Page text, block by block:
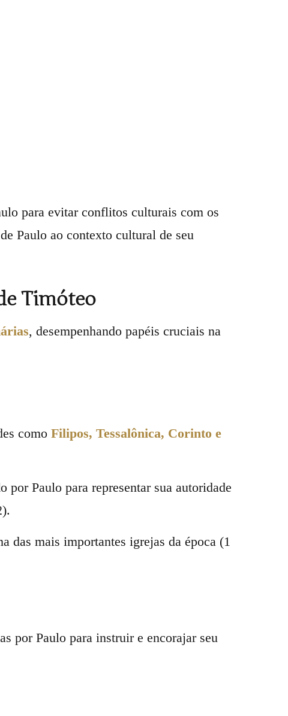
para evitar conflitos culturais com os
Paulo ao contexto cultural de seu
Timóteo
, desempenhando papéis cruciais na
como Filipos, Tessalônica, Corinto e
por Paulo para representar sua autoridade
das mais importantes igrejas da época (1
por Paulo para instruir e encorajar seu